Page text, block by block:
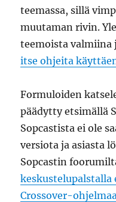
teemassa, sillä
muutaman rivin.
teemoista valmiina
itse ohjeita
Formuloiden
päädytty etsimällä
Sopcastista ei ole
versiota ja asiasta
Sopcastin
keskustelupalstalla
Crossover-